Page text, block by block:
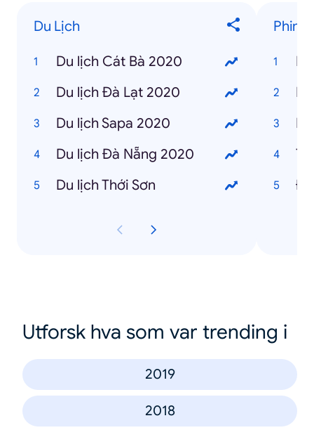
Du Lịch
Du lịch Cát Bà 2020
Du lịch Đà Lạt 2020
Du lịch Sapa 2020
Du lịch Đà Nẵng 2020
Du lịch Thới Sơn
Phim
Utforsk hva som var trending i
2019
2018